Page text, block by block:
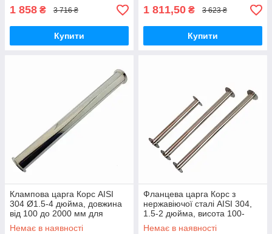
1 858 ₴ 3 716 ₴
Купити
1 811,50 ₴ 3 623 ₴
Купити
Клампова царга Корс AISI
304 Ø1.5-4 дюйма, довжина
від 100 до 2000 мм для
дистиляції та ректифікації
Немає в наявності
Фланцева царга Корс з
нержавіючої сталі AISI 304,
1.5-2 дюйма, висота 100-
2000 мм для дистиляції
Немає в наявності